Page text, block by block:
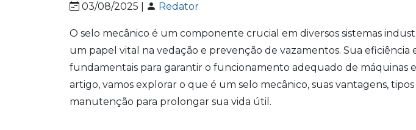
03/08/2025 | Redator
O selo mecânico é um componente crucial em diversos sistemas
um papel vital na vedação e prevenção de vazamentos. Sua eficiência
fundamentais para garantir o funcionamento adequado de máquinas
artigo, vamos explorar o que é um selo mecânico, suas vantagens,
manutenção para prolongar sua vida útil.